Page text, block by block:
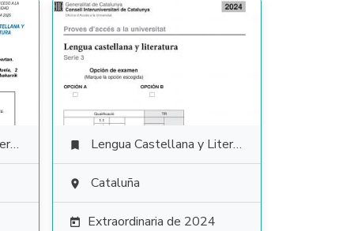
 Lengua Castellana y Literatura
 Cataluña
 Extraordinaria de 2024